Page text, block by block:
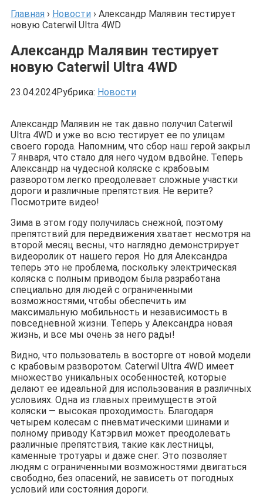
Главная › Новости › Александр Малявин тестирует
новую Caterwil Ultra 4WD
Александр Малявин тестирует
новую Caterwil Ultra 4WD
23.04.2024Рубрика: Новости
Александр Малявин не так давно получил Caterwil
Ultra 4WD и уже во всю тестирует ее по улицам
своего города. Напомним, что сбор наш герой закрыл
7 января, что стало для него чудом вдвойне. Теперь
Александр на чудесной коляске с крабовым
разворотом легко преодолевает сложные участки
дороги и различные препятствия. Не верите?
Посмотрите видео!
Зима в этом году получилась снежной, поэтому
препятствий для передвижения хватает несмотря на
второй месяц весны, что наглядно демонстрирует
видеоролик от нашего героя. Но для Александра
теперь это не проблема, поскольку электрическая
коляска с полным приводом была разработана
специально для людей с ограниченными
возможностями, чтобы обеспечить им
максимальную мобильность и независимость в
повседневной жизни. Теперь у Александра новая
жизнь, и все мы очень за него рады!
Видно, что пользователь в восторге от новой модели
с крабовым разворотом. Caterwil Ultra 4WD имеет
множество уникальных особенностей, которые
делают ее идеальной для использования в различных
условиях. Одна из главных преимуществ этой
коляски — высокая проходимость. Благодаря
четырем колесам с пневматическими шинами и
полному приводу Катэрвил может преодолевать
различные препятствия, такие как лестницы,
каменные тротуары и даже снег. Это позволяет
людям с ограниченными возможностями двигаться
свободно, без опасений, не зависеть от погодных
условий или состояния дороги.